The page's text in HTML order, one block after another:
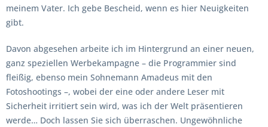
meinem Vater. Ich gebe Bescheid, wenn es hier Neuigkeiten
gibt.
Davon abgesehen arbeite ich im Hintergrund an einer neuen,
ganz speziellen Werbekampagne – die Programmier sind
fleißig, ebenso mein Sohnemann Amadeus mit den
Fotoshootings –, wobei der eine oder andere Leser mit
Sicherheit irritiert sein wird, was ich der Welt präsentieren
werde… Doch lassen Sie sich überraschen. Ungewöhnliche